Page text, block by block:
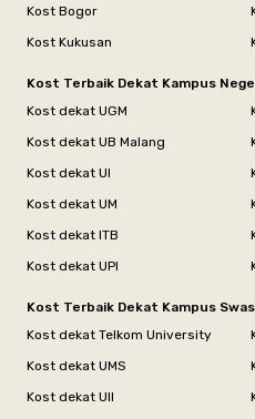
Kost Bogor
Kost Kukusan
Kost Terbaik Dekat Kampus
Kost dekat UGM
Kost dekat UB Malang
Kost dekat UI
Kost dekat UM
Kost dekat ITB
Kost dekat UPI
Kost Terbaik Dekat Kampus
Kost dekat Telkom University
Kost dekat UMS
Kost dekat UII